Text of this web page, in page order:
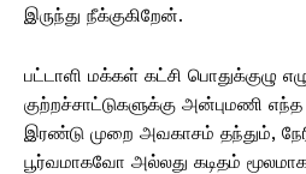
இருந்து நீக்குகிறேன்.
பட்டாளி மக்கள் கட்சி பொதுக்குழு
குற்றச்சாட்டுகளுக்கு அன்புமணி
இரண்டு முறை அவகாசம் தந்தும்,
பூர்வமாகவோ அல்லது கடிதம்